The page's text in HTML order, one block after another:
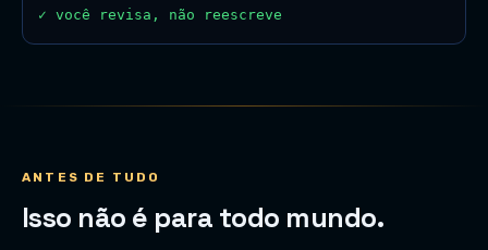
✓ você revisa, não reescreve
ANTES DE TUDO
Isso não é para todo mundo.